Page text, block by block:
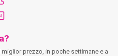
miglior prezzo, in poche settimane e a